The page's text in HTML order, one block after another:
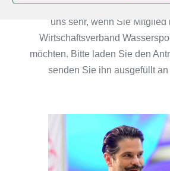
Vielen Dank für ihr Interesse am
uns sehr, wenn Sie Mitglied
Wirtschaftsverband
möchten. Bitte laden Sie den
senden Sie ihn ausgefüllt an